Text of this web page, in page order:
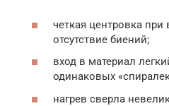
четкая центровка при
отсутствие биений;
вход в материал
одинаковых
нагрев сверла